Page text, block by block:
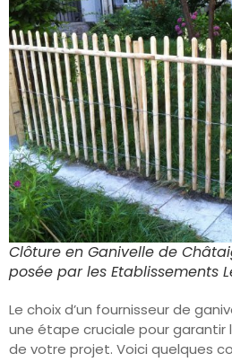
Clôture en Ganivelle de
posée par les Etablissements
Le choix d’un fournisseur de
une étape cruciale pour
de votre projet. Voici quelques